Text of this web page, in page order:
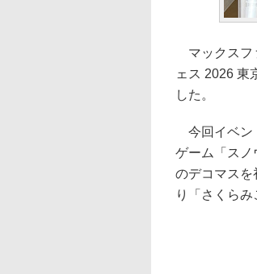
マックスフ
ェス 2026 東
した。
今回イベン
ゲーム「スノ
のデコマスを
り「さくらみ